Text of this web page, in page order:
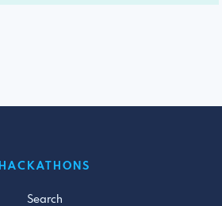
HACKATHONS
Search